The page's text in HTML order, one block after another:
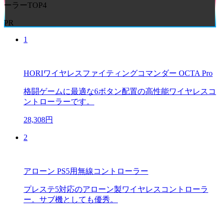
ーラーTOP4
PR
1
HORIワイヤレスファイティングコマンダー OCTA Pro
格闘ゲームに最適な6ボタン配置の高性能ワイヤレスコ
ントローラーです。
28,308円
2
アローン PS5用無線コントローラー
プレステ5対応のアローン製ワイヤレスコントローラ
ー。サブ機としても優秀。